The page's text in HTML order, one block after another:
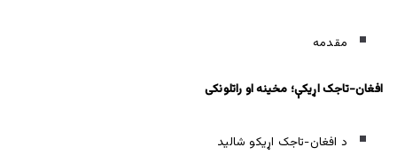
مقدمه
افغان-تاجک اړیکې؛ مخینه او راتلونکی
د افغان-تاجک اړيکو شاليد